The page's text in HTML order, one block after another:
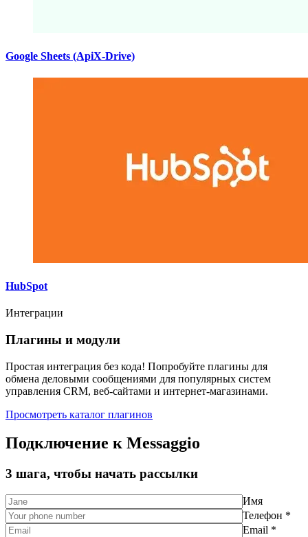
Google Sheets (ApiX-Drive)
HubSpot
Интеграции
Плагины и модули
Простая интеграция без кода! Попробуйте плагины для
обмена деловыми сообщениями для популярных систем
управления CRM, веб-сайтами и интернет-магазинами.
Просмотреть каталог плагинов
Подключение к Messaggio
3 шага, чтобы начать рассылки
Имя
Телефон *
Email *